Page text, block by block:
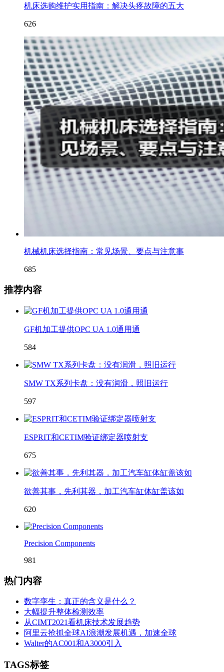
机床选购维护实用指南：解决头疼故障的五大
626
机械机床选择指南：常见场景、要点与注意事
685
推荐内容
GF机加工提供OPC UA 1.0通用通
584
SMW TX系列卡盘：没有润滑，照旧运行
597
ESPRIT和CETIM验证绑定器喷射支
675
欲善其事，先利其器，加工汽车缸体缸盖该如
620
Precision Components
981
热门内容
数字孪生：真正的含义是什么？
大幅提升整体检测效率
从CIMT2021看机床技术发展趋势
阿里云抢抓全球AI浪潮发展机遇，加速全球
Walter的AC001和A3000引入
TAGS标签